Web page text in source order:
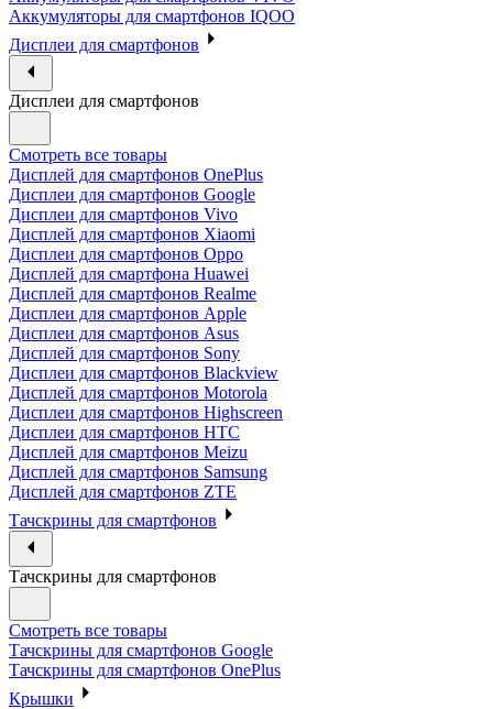
Аккумуляторы для смартфонов IQOO
Дисплеи для смартфонов
Дисплеи для смартфонов
Смотреть все товары
Дисплей для смартфонов OnePlus
Дисплеи для смартфонов Google
Дисплеи для смартфонов Vivo
Дисплей для смартфонов Xiaomi
Дисплеи для смартфонов Oppo
Дисплей для смартфона Huawei
Дисплей для смартфонов Realme
Дисплеи для смартфонов Apple
Дисплеи для смартфонов Asus
Дисплей для смартфонов Sony
Дисплеи для смартфонов Blackview
Дисплей для смартфонов Motorola
Дисплеи для смартфонов Highscreen
Дисплеи для смартфонов HTC
Дисплей для смартфонов Meizu
Дисплей для смартфонов Samsung
Дисплей для смартфонов ZTE
Тачскрины для смартфонов
Тачскрины для смартфонов
Смотреть все товары
Тачскрины для смартфонов Google
Тачскрины для смартфонов OnePlus
Крышки